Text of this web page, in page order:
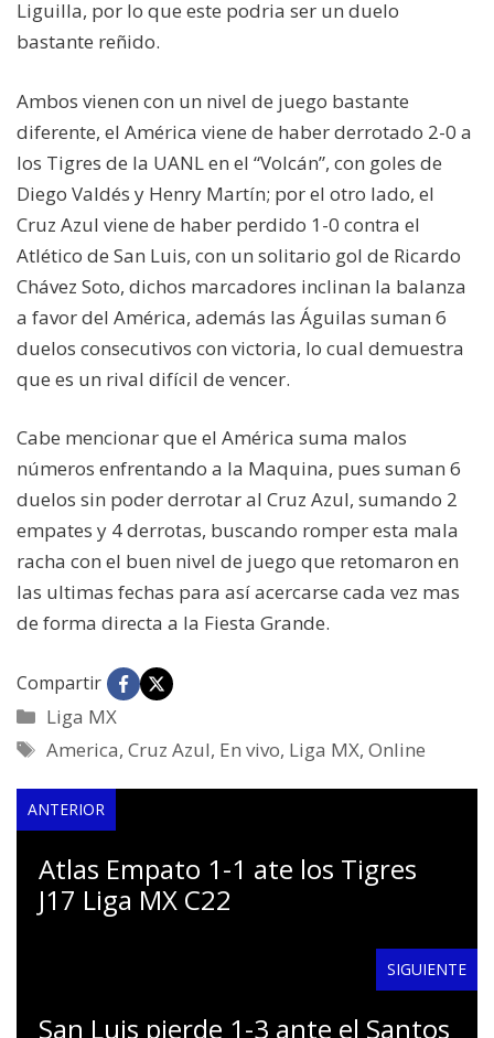
Liguilla, por lo que este podria ser un duelo
bastante reñido.
Ambos vienen con un nivel de juego bastante
diferente, el América viene de haber derrotado 2-0 a
los Tigres de la UANL en el “Volcán”, con goles de
Diego Valdés y Henry Martín; por el otro lado, el
Cruz Azul viene de haber perdido 1-0 contra el
Atlético de San Luis, con un solitario gol de Ricardo
Chávez Soto, dichos marcadores inclinan la balanza
a favor del América, además las Águilas suman 6
duelos consecutivos con victoria, lo cual demuestra
que es un rival difícil de vencer.
Cabe mencionar que el América suma malos
números enfrentando a la Maquina, pues suman 6
duelos sin poder derrotar al Cruz Azul, sumando 2
empates y 4 derrotas, buscando romper esta mala
racha con el buen nivel de juego que retomaron en
las ultimas fechas para así acercarse cada vez mas
de forma directa a la Fiesta Grande.
Compartir
Categorías
Liga MX
Etiquetas
America,Cruz Azul, En vivo, Liga MX,Online
ANTERIOR
Atlas Empato 1-1 ate los Tigres
J17 Liga MX C22
SIGUIENTE
San Luis pierde 1-3 ante el Santos